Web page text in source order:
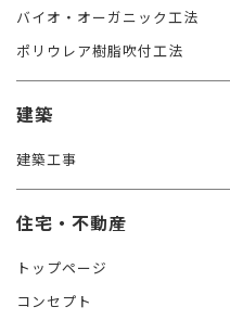
バイオ・オーガニック工法
ポリウレア樹脂吹付工法
建築
建築工事
住宅・不動産
トップページ
コンセプト